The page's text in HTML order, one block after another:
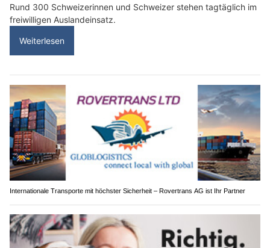
Rund 300 Schweizerinnen und Schweizer stehen tagtäglich im
freiwilligen Auslandeinsatz.
Weiterlesen
Internationale Transporte mit höchster Sicherheit – Rovertrans AG ist Ihr Partner